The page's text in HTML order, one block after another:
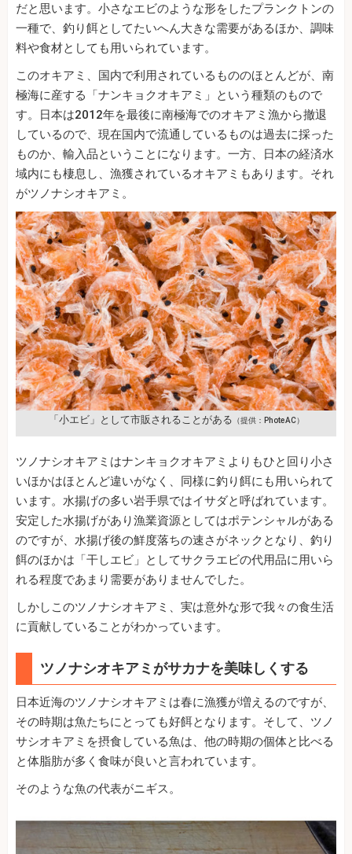
だと思います。小さなエビのような形をしたプランクトンの
一種で、釣り餌としてたいへん大きな需要があるほか、調味
料や食材としても用いられています。
このオキアミ、国内で利用されているもののほとんどが、南
極海に産する「ナンキョクオキアミ」という種類のもので
す。日本は2012年を最後に南極海でのオキアミ漁から撤退
しているので、現在国内で流通しているものは過去に採った
ものか、輸入品ということになります。一方、日本の経済水
域内にも棲息し、漁獲されているオキアミもあります。それ
がツノナシオキアミ。
「小エビ」として市販されることがある （提供：PhoteAC）
ツノナシオキアミはナンキョクオキアミよりもひと回り小さ
いほかはほとんど違いがなく、同様に釣り餌にも用いられて
います。水揚げの多い岩手県ではイサダと呼ばれています。
安定した水揚げがあり漁業資源としてはポテンシャルがある
のですが、水揚げ後の鮮度落ちの速さがネックとなり、釣り
餌のほかは「干しエビ」としてサクラエビの代用品に用いら
れる程度であまり需要がありませんでした。
しかしこのツノナシオキアミ、実は意外な形で我々の食生活
に貢献していることがわかっています。
ツノナシオキアミがサカナを美味しくする
日本近海のツノナシオキアミは春に漁獲が増えるのですが、
その時期は魚たちにとっても好餌となります。そして、ツノ
サシオキアミを摂食している魚は、他の時期の個体と比べる
と体脂肪が多く食味が良いと言われています。
そのような魚の代表がニギス。